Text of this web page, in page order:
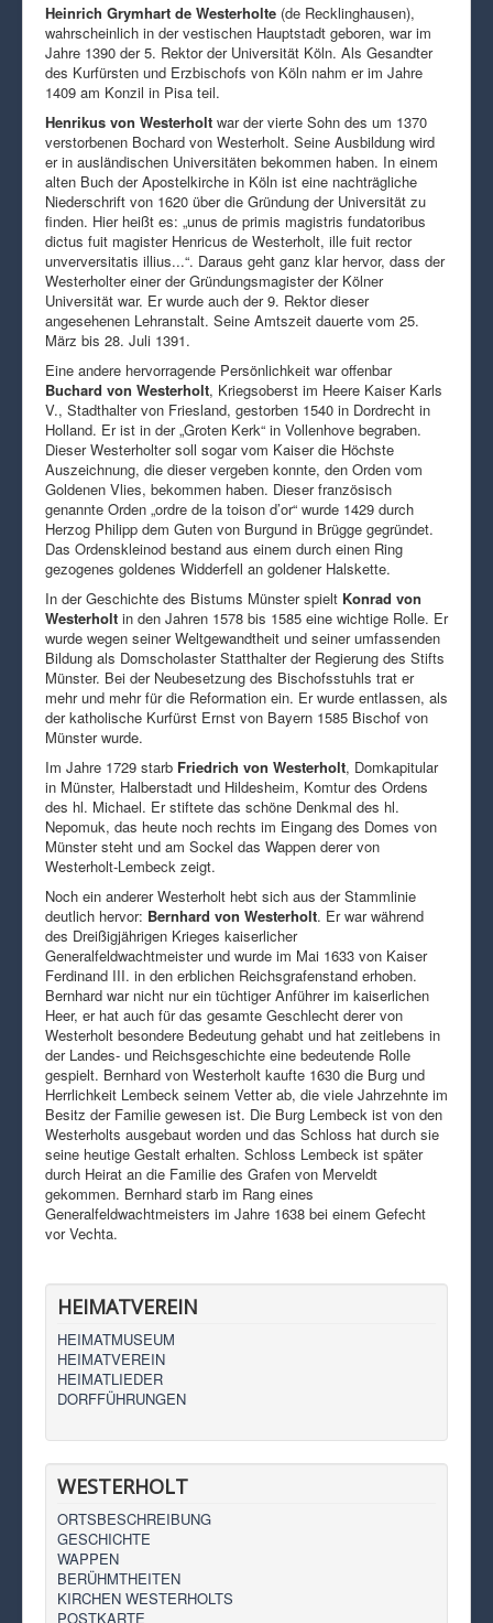
Heinrich Grymhart de Westerholte (de Recklinghausen),
wahrscheinlich in der vestischen Hauptstadt geboren, war im
Jahre 1390 der 5. Rektor der Universität Köln. Als Gesandter
des Kurfürsten und Erzbischofs von Köln nahm er im Jahre
1409 am Konzil in Pisa teil.
Henrikus von Westerholt war der vierte Sohn des um 1370
verstorbenen Bochard von Westerholt. Seine Ausbildung wird
er in ausländischen Universitäten bekommen haben. In einem
alten Buch der Apostelkirche in Köln ist eine nachträgliche
Niederschrift von 1620 über die Gründung der Universität zu
finden. Hier heißt es: „unus de primis magistris fundatoribus
dictus fuit magister Henricus de Westerholt, ille fuit rector
unverversitatis illius...“. Daraus geht ganz klar hervor, dass der
Westerholter einer der Gründungsmagister der Kölner
Universität war. Er wurde auch der 9. Rektor dieser
angesehenen Lehranstalt. Seine Amtszeit dauerte vom 25.
März bis 28. Juli 1391.
Eine andere hervorragende Persönlichkeit war offenbar
Buchard von Westerholt, Kriegsoberst im Heere Kaiser Karls
V., Stadthalter von Friesland, gestorben 1540 in Dordrecht in
Holland. Er ist in der „Groten Kerk“ in Vollenhove begraben.
Dieser Westerholter soll sogar vom Kaiser die Höchste
Auszeichnung, die dieser vergeben konnte, den Orden vom
Goldenen Vlies, bekommen haben. Dieser französisch
genannte Orden „ordre de la toison d’or“ wurde 1429 durch
Herzog Philipp dem Guten von Burgund in Brügge gegründet.
Das Ordenskleinod bestand aus einem durch einen Ring
gezogenes goldenes Widderfell an goldener Halskette.
In der Geschichte des Bistums Münster spielt Konrad von
Westerholt in den Jahren 1578 bis 1585 eine wichtige Rolle. Er
wurde wegen seiner Weltgewandtheit und seiner umfassenden
Bildung als Domscholaster Statthalter der Regierung des Stifts
Münster. Bei der Neubesetzung des Bischofsstuhls trat er
mehr und mehr für die Reformation ein. Er wurde entlassen, als
der katholische Kurfürst Ernst von Bayern 1585 Bischof von
Münster wurde.
Im Jahre 1729 starb Friedrich von Westerholt, Domkapitular
in Münster, Halberstadt und Hildesheim, Komtur des Ordens
des hl. Michael. Er stiftete das schöne Denkmal des hl.
Nepomuk, das heute noch rechts im Eingang des Domes von
Münster steht und am Sockel das Wappen derer von
Westerholt-Lembeck zeigt.
Noch ein anderer Westerholt hebt sich aus der Stammlinie
deutlich hervor: Bernhard von Westerholt. Er war während
des Dreißigjährigen Krieges kaiserlicher
Generalfeldwachtmeister und wurde im Mai 1633 von Kaiser
Ferdinand III. in den erblichen Reichsgrafenstand erhoben.
Bernhard war nicht nur ein tüchtiger Anführer im kaiserlichen
Heer, er hat auch für das gesamte Geschlecht derer von
Westerholt besondere Bedeutung gehabt und hat zeitlebens in
der Landes- und Reichsgeschichte eine bedeutende Rolle
gespielt. Bernhard von Westerholt kaufte 1630 die Burg und
Herrlichkeit Lembeck seinem Vetter ab, die viele Jahrzehnte im
Besitz der Familie gewesen ist. Die Burg Lembeck ist von den
Westerholts ausgebaut worden und das Schloss hat durch sie
seine heutige Gestalt erhalten. Schloss Lembeck ist später
durch Heirat an die Familie des Grafen von Merveldt
gekommen. Bernhard starb im Rang eines
Generalfeldwachtmeisters im Jahre 1638 bei einem Gefecht
vor Vechta.
HEIMATVEREIN
HEIMATMUSEUM
HEIMATVEREIN
HEIMATLIEDER
DORFFÜHRUNGEN
WESTERHOLT
ORTSBESCHREIBUNG
GESCHICHTE
WAPPEN
BERÜHMTHEITEN
KIRCHEN WESTERHOLTS
POSTKARTE